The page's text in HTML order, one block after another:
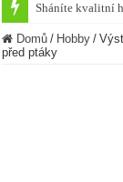
Sháníte kvalitní
Krůta u
Domů / Hobby /
před ptáky